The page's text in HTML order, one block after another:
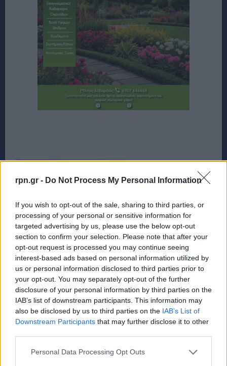
rpn.gr - Do Not Process My Personal Information
If you wish to opt-out of the sale, sharing to third parties, or
processing of your personal or sensitive information for
targeted advertising by us, please use the below opt-out
section to confirm your selection. Please note that after your
opt-out request is processed you may continue seeing
interest-based ads based on personal information utilized by
us or personal information disclosed to third parties prior to
your opt-out. You may separately opt-out of the further
disclosure of your personal information by third parties on the
IAB’s list of downstream participants. This information may
also be disclosed by us to third parties on the IAB’s List of
Downstream Participants that may further disclose it to other
Personal Data Processing Opt Outs